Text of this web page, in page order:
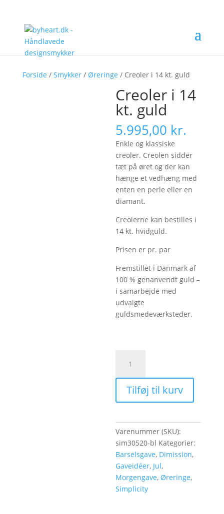
Forside / Smykker/ Øreringe / Creoler i 14 kt. guld
Creoler i 14
kt. guld
5.995,00 kr.
Enkle og klassiske
creoler. Creolen sidder
tæt på øret og der kan
hænge et vedhæng med
enten en perle eller en
diamant.
Creolerne kan bestilles i
14 kt. hvidguld.
Prisen er pr. par
Fremstillet i Danmark af
100 % genanvendt guld –
i samarbejde med
udvalgte
guldsmedeværksteder.
14
guld
Tilføj til kurv
Varenummer (SKU):
sim30520-bl Kategorier:
Barselsgave, Dimission,
Gaveidéer, Jul,
Morgengave, Øreringe,
Simplicity